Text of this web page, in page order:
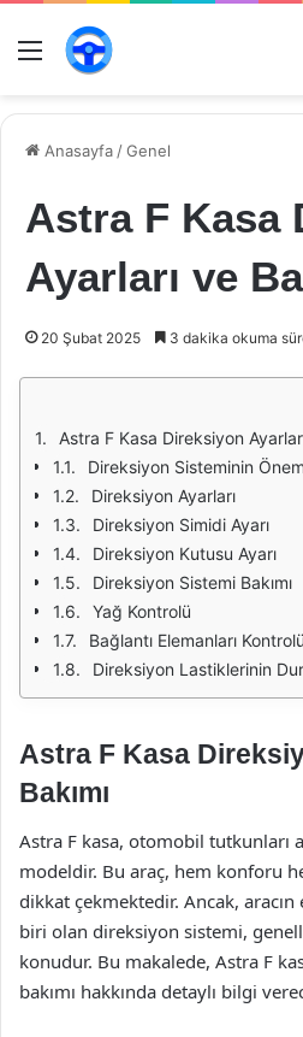
Menü
Anasayfa /Genel
Astra F Kasa
Ayarları ve
20 Şubat 2025 3 dakika okuma
Astra F Kasa Direksiyon
Direksiyon Sisteminin
Direksiyon Ayarları
Direksiyon Simidi Ayarı
Direksiyon Kutusu Ayarı
Direksiyon Sistemi Bakımı
Yağ Kontrolü
Bağlantı Elemanları Kontrolü
Direksiyon Lastiklerinin
Astra F Kasa
Bakımı
Astra F kasa, otomobil tutkunları
modeldir. Bu araç, hem konforu
dikkat çekmektedir. Ancak,
biri olan direksiyon sistemi,
konudur. Bu makalede, Astra F
bakımı hakkında detaylı bilgi